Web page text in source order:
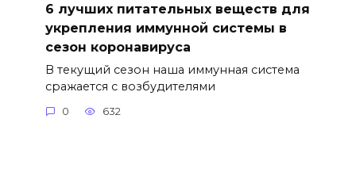
6 лучших питательных веществ для
укрепления иммунной системы в
сезон коронавируса
В текущий сезон наша иммунная система
сражается с возбудителями
0 632